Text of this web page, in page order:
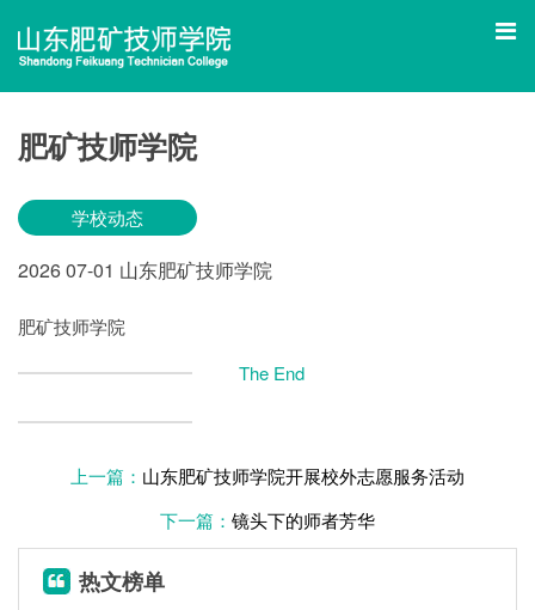
肥矿技师学院
学校动态
202607-01 山东肥矿技师学院
肥矿技师学院
The End
上一篇： 山东肥矿技师学院开展校外志愿服务活动
下一篇： 镜头下的师者芳华
热文榜单